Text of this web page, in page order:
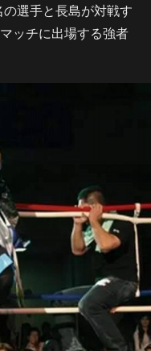
選手と長島が対戦す
ッチに出場する強者